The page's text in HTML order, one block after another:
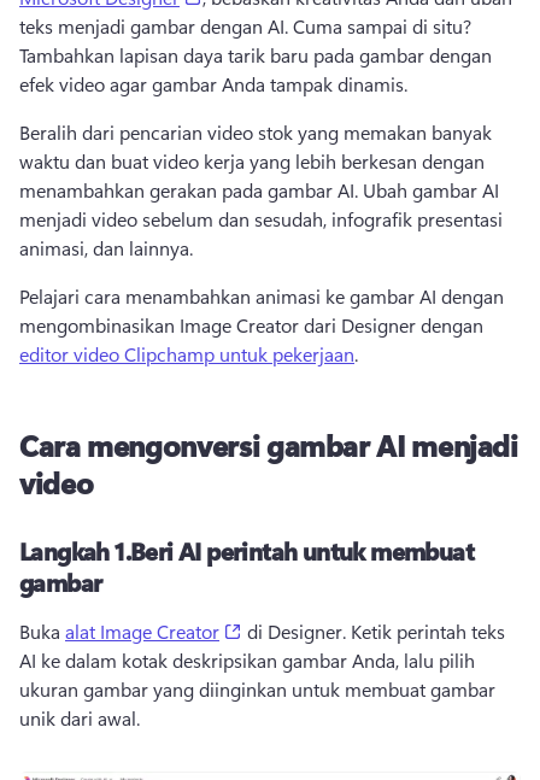
teks menjadi gambar dengan AI.
Tambahkan lapisan daya tarik baru pada gambar dengan
efek video agar gambar Anda tampak dinamis.
Beralih dari pencarian video stok yang memakan banyak
waktu dan buat video kerja yang lebih berkesan dengan
menambahkan gerakan pada gambar AI. Ubah gambar AI
menjadi video sebelum dan sesudah, infografik presentasi
animasi, dan lainnya.
Pelajari cara menambahkan animasi ke gambar AI dengan
mengombinasikan Image Creator dari Designer dengan
editor video Clipchamp untuk pekerjaan.
Cara mengonversi gambar AI menjadi
video
Langkah 1.Beri AI perintah untuk membuat
gambar
Buka alat Image Creator (opens in a new tab)
di Designer. Ketik perintah teks
AI ke dalam kotak deskripsikan gambar Anda, lalu pilih
ukuran gambar yang diinginkan untuk membuat gambar
unik dari awal.